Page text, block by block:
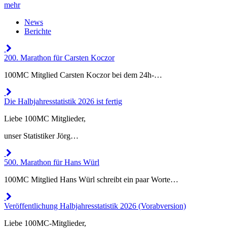
mehr
News
Berichte
200. Marathon für Carsten Koczor
100MC Mitglied Carsten Koczor bei dem 24h-…
Die Halbjahresstatistik 2026 ist fertig
Liebe 100MC Mitglieder,
unser Statistiker Jörg…
500. Marathon für Hans Würl
100MC Mitglied Hans Würl schreibt ein paar Worte…
Veröffentlichung Halbjahresstatistik 2026 (Vorabversion)
Liebe 100MC-Mitglieder,